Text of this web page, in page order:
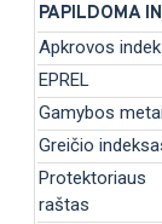
PAPILDOMA
Apkrovos
EPREL
Gamybos metai
Greičio
Protektoriaus
raštas